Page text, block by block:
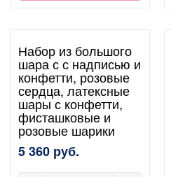
Набор из большого
шара с с надписью и
конфетти, розовые
сердца, латексные
шары с конфетти,
фисташковые и
розовые шарики
5 360 руб.